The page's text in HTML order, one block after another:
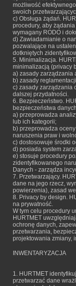
możliwość
swoich
c) Obsługa żądań.
procedury, aby
wymagany RODO i
d) Zawiadamianie o
pozwalające na
dotkniętych
5. Minimalizacja.
minimalizacją (privacy
a) zasady zarządzania
b) zasady
c) zasady zarządzania
dalszej przydatności.
6. Bezpieczeństwo.
bezpieczeństwa
a) przeprowadza
lub ich kategorii;
b) przeprowadza
naruszenia praw i
c) dostosowuje środki
d) posiada system
e) stosuje procedury
zidentyfikowanego
Danych - zarządza
7. Przetwarzający.
dane na jego rzecz,
powierzenia), zasad
8. Privacy by design.
na prywatność.
W tym celu procedury
HURTMET
ochronę danych,
przetwarzania,
projektowania zmiany,
INWENTARYZACJA
1. HURTMET
przetwarzać dane